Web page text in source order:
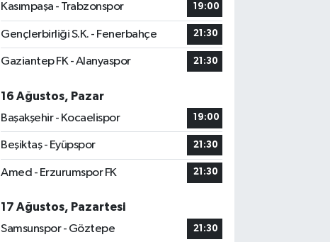
Kasımpaşa - Trabzonspor 19:00
Gençlerbirliği S.K. - Fenerbahçe 21:30
Gaziantep FK - Alanyaspor 21:30
16 Ağustos, Pazar
Başakşehir - Kocaelispor
19:00
Beşiktaş - Eyüpspor 21:30
Amed - Erzurumspor FK 21:30
17 Ağustos, Pazartesi
Samsunspor - Göztepe
21:30